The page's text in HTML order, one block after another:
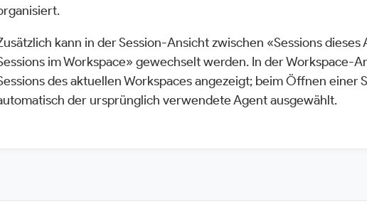
kann in der Session-Ansicht zwischen «Sessions dieses
im Workspace» gewechselt werden. In der Workspace-
des aktuellen Workspaces angezeigt; beim Öffnen einer
der ursprünglich verwendete Agent ausgewählt.